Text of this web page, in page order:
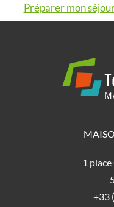
Préparer mon
1
+33